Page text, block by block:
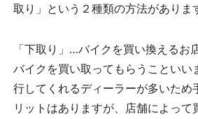
取り」という２種類の方法がありま
「下取り」…バイクを買い換えるお
バイクを買い取ってもらうこといい
行してくれるディーラーが多いため
リットはありますが、店舗によって